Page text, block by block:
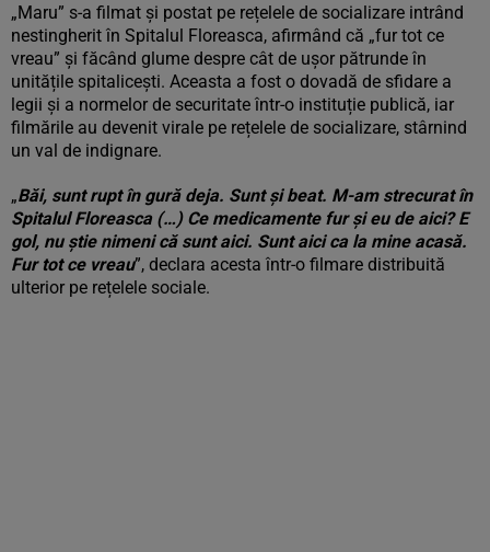
„Maru” s-a filmat și postat pe rețelele de socializare intrând
nestingherit în Spitalul Floreasca, afirmând că „fur tot ce
vreau” și făcând glume despre cât de ușor pătrunde în
unitățile spitalicești. Aceasta a fost o dovadă de sfidare a
legii și a normelor de securitate într-o instituție publică, iar
filmările au devenit virale pe rețelele de socializare, stârnind
un val de indignare.
„Băi, sunt rupt în gură deja. Sunt și beat. M-am strecurat în
Spitalul Floreasca (…) Ce medicamente fur și eu de aici? E
gol, nu știe nimeni că sunt aici. Sunt aici ca la mine acasă.
Fur tot ce vreau”, declara acesta într-o filmare distribuită
ulterior pe rețelele sociale.